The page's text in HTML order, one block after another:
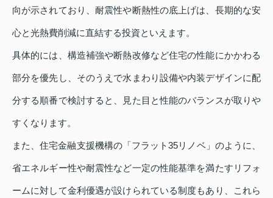
向が示されており、耐震性や断熱性の底上げは、長期的な安
心と光熱費削減に直結する投資といえます。
具体的には、構造補強や断熱改修など住宅の性能にかかわる
部分を優先し、そのうえで水まわり設備や内装デザインに配
分する順番で検討すると、見た目と性能のバランスが取りや
すくなります。
また、住宅金融支援機構の「フラット35リノベ」のように、
省エネルギー性や耐震性など一定の性能基準を満たすリフォ
ームに対して金利優遇が設けられている制度もあり、これら